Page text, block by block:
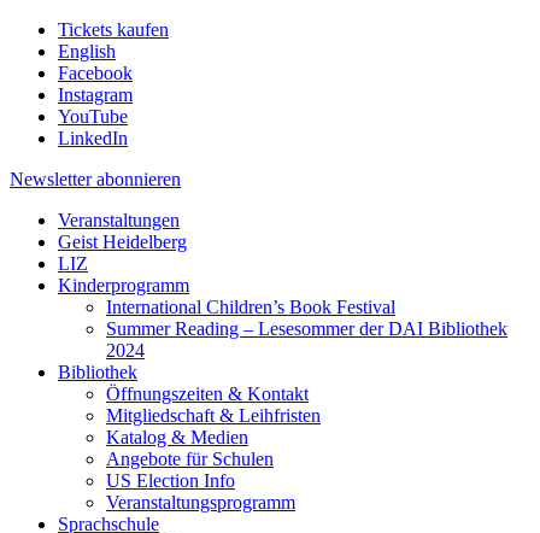
Tickets kaufen
English
Facebook
Instagram
YouTube
LinkedIn
Newsletter abonnieren
Veranstaltungen
Geist Heidelberg
LIZ
Kinderprogramm
International Children’s Book Festival
Summer Reading – Lesesommer der DAI Bibliothek
2024
Bibliothek
Öffnungszeiten & Kontakt
Mitgliedschaft & Leihfristen
Katalog & Medien
Angebote für Schulen
US Election Info
Veranstaltungsprogramm
Sprachschule